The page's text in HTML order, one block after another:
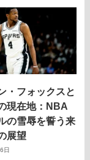
・フォックスと
現在地：NBA
の雪辱を誓う来
展望
日